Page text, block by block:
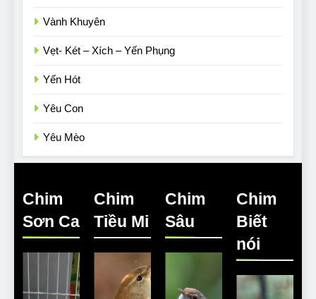
Vành Khuyên
Vẹt- Két – Xích – Yến Phụng
Yến Hót
Yêu Con
Yêu Mèo
Chim
Sơn Ca
Chim
Tiều Mi
Chim
Sâu
Chim
Biết
nói